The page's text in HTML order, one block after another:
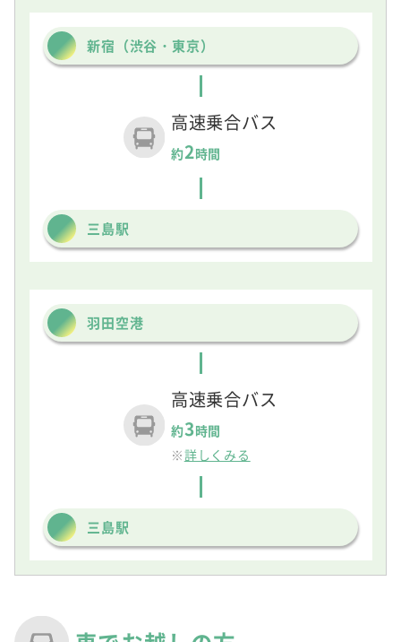
新宿（渋谷・東京）
高速乗合バス
約2時間
三島駅
羽田空港
高速乗合バス
約3時間
※詳しくみる
三島駅